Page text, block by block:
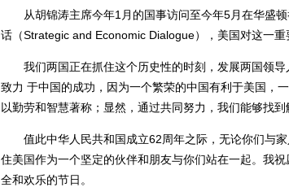
从胡锦涛主席今年1月的国事访问至今年5月在华盛顿
话（Strategic and Economic Dialogue），美国对这一重
我们两国正在抓住这个历史性的时刻，发展两国领导
致力 于中国的成功，因为一个繁荣的中国有利于美国，
以勤劳和智慧著称；显然，通过共同努力，我们能够找到
值此中华人民共和国成立62周年之际，无论你们与家
住美国作为一个坚定的伙伴和朋友与你们站在一起。我
全和欢乐的节日。